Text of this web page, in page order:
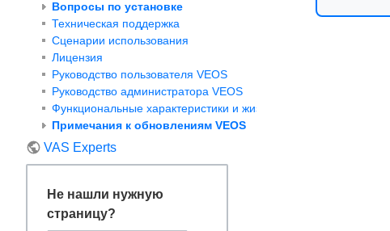
Вопросы по установке
Техническая поддержка
Сценарии использования
Лицензия
Руководство пользователя VEOS
Руководство администратора VEOS
Функциональные характеристики и жизненный цикл VEOS
Примечания к обновлениям VEOS
VAS Experts
Не нашли нужную
страницу?